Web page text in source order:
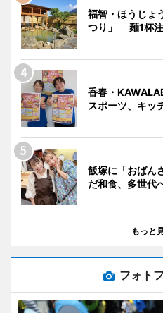
福智・ほうじょ
つり」 麺1杯注
香春・
スポーツ、キッ
飯塚に「おばん
だ和食、多世代
もっと
フォト